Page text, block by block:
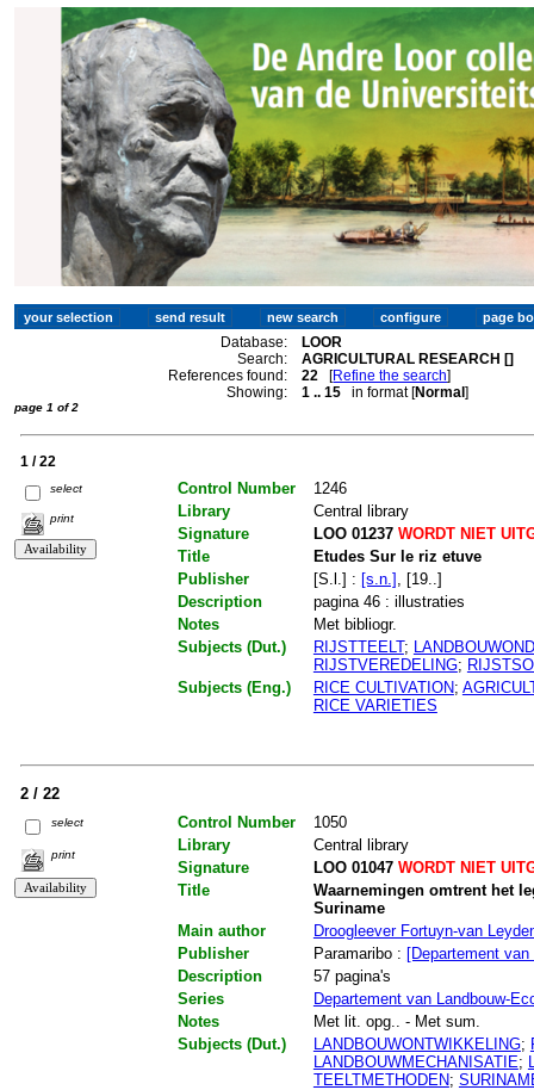
Database:
LOOR
Search:
AGRICULTURAL RESEARCH []
References found:
22 [Refine the search]
Showing:
1 .. 15 in format [Normal]
page 1 of 2
1 / 22
select
print
Control Number
1246
Library
Central library
Signature
LOO 01237WORDT NIET
Title
Etudes Sur le riz etuve
Publisher
[S.l.] : [s.n.]
, [19..]
Description
pagina 46 : illustraties
Notes
Met bibliogr.
Subjects (Dut.)
RIJSTTEELT;
RIJSTVEREDELING;
Subjects (Eng.)
RICE CULTIVATION;
RICE VARIETIES
2 / 22
select
print
Control Number
1050
Library
Central library
Signature
LOO 01047WORDT NIET
Title
Waarnemingen omtrent het
Suriname
Main author
Droogleever Fortuyn-van
Publisher
Paramaribo : [Departement
Description
57 pagina's
Series
Departement van Landbouw-
Notes
Met lit. opg.. - Met sum.
Subjects (Dut.)
LANDBOUWONTWIKKELING;
LANDBOUWMECHANISATIE;
TEELTMETHODEN;